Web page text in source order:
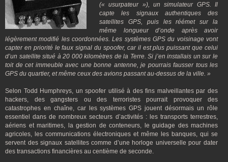
(« usurpateur »), un simulateur GPS. Il
capte les signaux authentiques des
satellites GPS, puis les réémet sur la
même longueur d’onde après avoir
légèrement modifié les coordonnées. Les systèmes GPS du voisinage vont
capter en priorité le faux signal du spoofer, car il est plus puissant que celui
d’un satellite situé à 20 000 kilomètres de la Terre. Si j’en installais un sur le
toit de cet immeuble avec une bonne antenne, je pourrais fausser tous les
GPS du quartier, et même ceux des avions passant au-dessus de la ville. »
Selon Todd Humphreys, un spoofer utilisé à des fins malveillantes par des
hackers, des gangsters ou des terroristes pourrait provoquer des
catastrophes en chaîne, car les systèmes GPS jouent désormais un rôle
essentiel dans de nombreux secteurs d’activités : les transports terrestres,
aériens et maritimes, la gestion de conteneurs, le guidage des machines
agricoles, les communications électroniques et même les banques, qui se
servent des signaux satellites comme d’une horloge universelle pour dater
des transactions financières au centième de seconde.